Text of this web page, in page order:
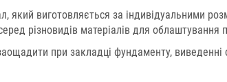
який виготовляється за індивідуальними
різновидів матеріалів для облаштування
при закладці фундаменту,